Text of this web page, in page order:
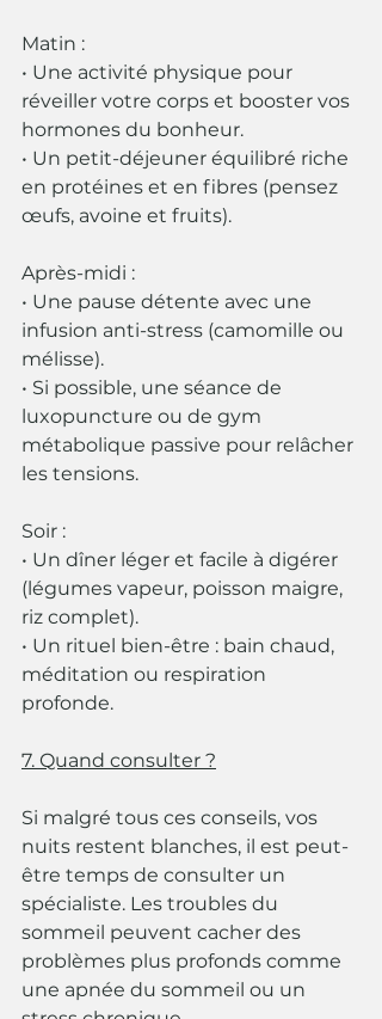
Matin :
• Une activité physique pour
réveiller votre corps et booster vos
hormones du bonheur.
• Un petit-déjeuner équilibré riche
en protéines et en fibres (pensez
œufs, avoine et fruits).
Après-midi :
• Une pause détente avec une
infusion anti-stress (camomille ou
mélisse).
• Si possible, une séance de
luxopuncture ou de gym
métabolique passive pour relâcher
les tensions.
Soir :
• Un dîner léger et facile à digérer
(légumes vapeur, poisson maigre,
riz complet).
• Un rituel bien-être : bain chaud,
méditation ou respiration
profonde.
7. Quand consulter ?
Si malgré tous ces conseils, vos
nuits restent blanches, il est peut-
être temps de consulter un
spécialiste. Les troubles du
sommeil peuvent cacher des
problèmes plus profonds comme
une apnée du sommeil ou un